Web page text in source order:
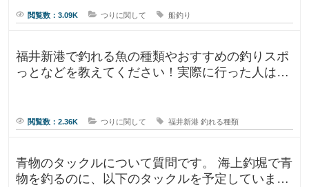
閲覧数：3.09K つりに関して 船釣り
福井新港で釣れる魚の種類やおすすめの釣りスポ
っとなどを教えてください！実際に行った人はど
閲覧数：2.36K つりに関して 福井新港 釣れる種類
青物のタックルについて質問です。 海上釣堀で青
物を釣るのに、以下のタックルを予定していま